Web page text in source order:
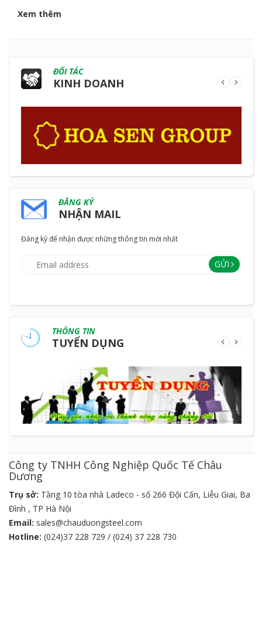
Xem thêm
ĐỐI TÁC
KINH DOANH
ĐĂNG KÝ
NHẬN MAIL
Đăng ký để nhận được những thông tin mới nhất
GỬI
THÔNG TIN
TUYỂN DỤNG
Công ty TNHH Công Nghiệp Quốc Tế Châu
Dương
Trụ sở: Tầng 10 tòa nhà Ladeco - số 266 Đội Cấn, Liễu Giai, Ba
Đình , TP Hà Nội
Email: sales@chauduongsteel.com
Hotline: (024)37 228 729 / (024) 37 228 730